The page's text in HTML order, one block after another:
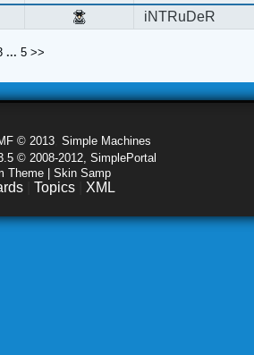
iNTRuDeR
... 5 >>
© 2013 Simple Machines
© 2008-2012, SimplePortal
Theme | Skin Samp
Topics XML